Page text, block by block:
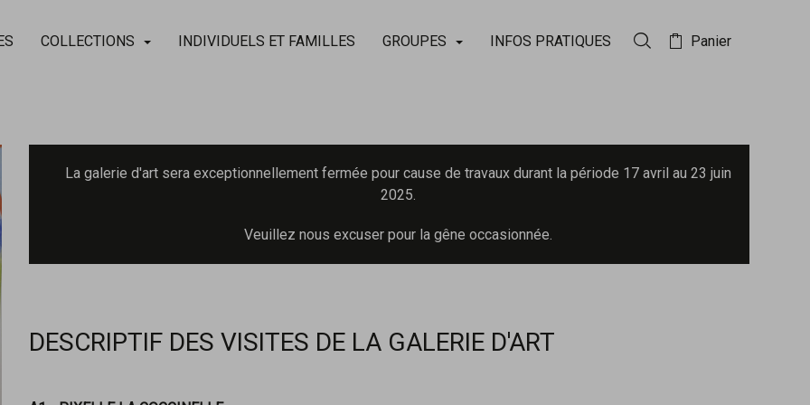
COLLECTIONS INDIVIDUELS ET FAMILLES GROUPES INFOS PRATIQUES Rechercher dans la
Panier
La galerie d'art sera exceptionnellement fermée pour cause de travaux durant la période 17 avril au 23 juin
2025.
Veuillez nous excuser pour la gêne occasionnée.
DESCRIPTIF DES VISITES DE LA GALERIE D'ART